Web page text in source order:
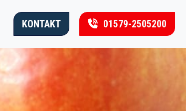
KONTAKT 01579-2505200